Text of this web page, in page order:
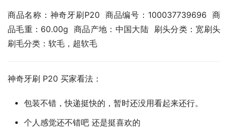
商品名称：神奇牙刷P20  商品编号：100037739696  商
品毛重：60.00g  商品产地：中国大陆  刷头分类：宽刷头
刷毛分类：软毛，超软毛
神奇牙刷 P20 买家看法：
包装不错，快递挺快的，暂时还没用看起来还行。
个人感觉还不错吧 还是挺喜欢的